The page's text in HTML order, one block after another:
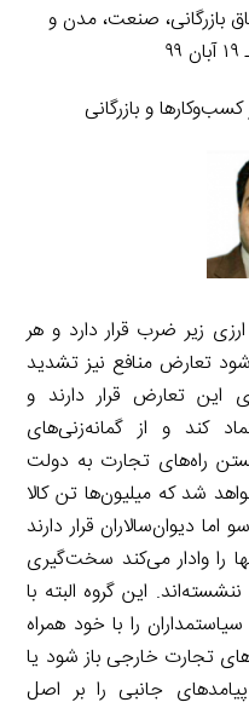
بازرگانی، صنعت، مدن و
و بازرگانی
زیر ضرب قرار دارد و هر
شود تعارض منافع نیز تشدید
این تعارض قرار دارند و
کند و از گمانه‌زنی‌های
راه‌های تجارت به دولت
شد که میلیون‌ها تن کالا
دیوان‌سالاران قرار دارند
را وادار می‌کند سخت‌گیری
این گروه البته با
را با خود همراه
تجارت خارجی باز شود یا
جانبی را بر اصل